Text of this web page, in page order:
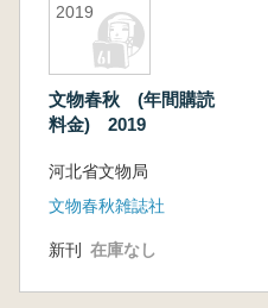
2019
文物春秋 (年間購読
料金) 2019
河北省文物局
文物春秋雑誌社
新刊 在庫なし